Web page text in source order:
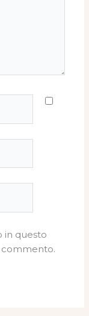
in questo
commento.